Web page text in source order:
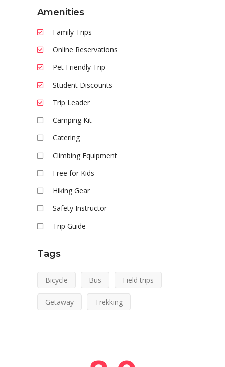
Amenities
Family Trips
Online Reservations
Pet Friendly Trip
Student Discounts
Trip Leader
Camping Kit
Catering
Climbing Equipment
Free for Kids
Hiking Gear
Safety Instructor
Trip Guide
Tags
Bicycle Bus Field trips
Getaway Trekking